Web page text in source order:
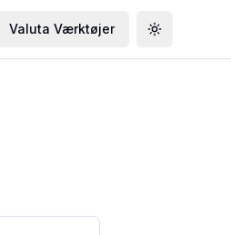
Valuta Værktøjer Toggle